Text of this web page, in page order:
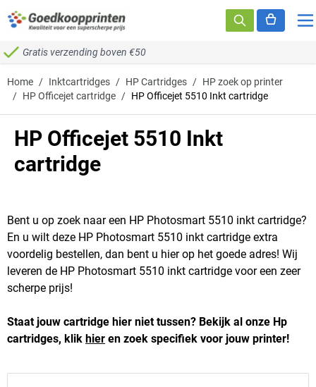
Ga naar de inhoud
Gratis verzending boven €50
Home / Inktcartridges / HP Cartridges / HP zoek op printer
/ HP Officejet cartridge / HP Officejet 5510 Inkt cartridge
HP Officejet 5510 Inkt
cartridge
Bent u op zoek naar een HP Photosmart 5510 inkt cartridge?
En u wilt deze HP Photosmart 5510 inkt cartridge extra
voordelig bestellen, dan bent u hier op het goede adres! Wij
leveren de HP Photosmart 5510 inkt cartridge voor een zeer
scherpe prijs!
Staat jouw cartridge hier niet tussen? Bekijk al onze Hp
cartridges, klik hier en zoek specifiek voor jouw printer!